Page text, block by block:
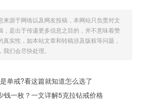
来源于网络以及网友投稿，本网站只负责对文
，是出于传递更多信息之目的，并不意味着赞
真实性，如本站文章和转稿涉及版权等问题，
们会尽快处理。
单戒?看这篇就知道怎么选了
钱一枚？一文详解5克拉钻戒价格